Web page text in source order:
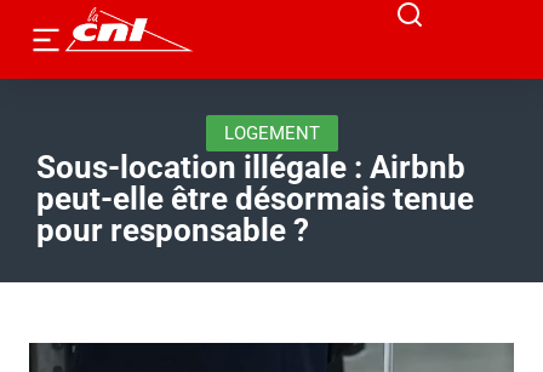
LOGEMENT
Sous-location illégale : Airbnb
peut-elle être désormais tenue
pour responsable ?